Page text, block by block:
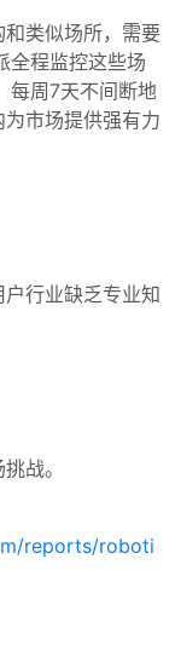
类似场所，需要
全程监控这些场
每周7天不间断地
市场提供强有力
行业缺乏专业知
战。
reports/roboti